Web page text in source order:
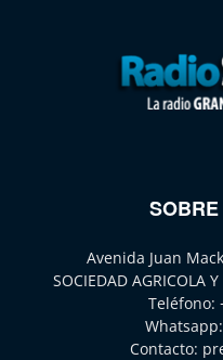
Avenida Juan
SOCIEDAD AGRICOLA
Teléfono:
Whatsapp:
Contacto: